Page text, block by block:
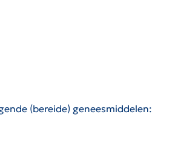
(bereide) geneesmiddelen: